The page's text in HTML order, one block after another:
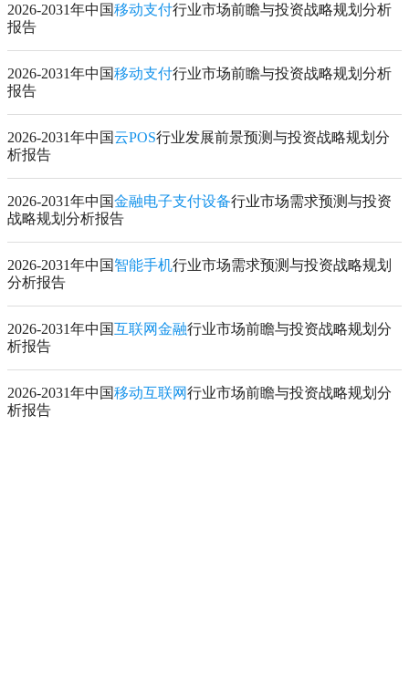
2026-2031年中国移动支付行业市场前瞻与投资战略规划分析
报告
2026-2031年中国移动支付行业市场前瞻与投资战略规划分析
报告
2026-2031年中国云POS行业发展前景预测与投资战略规划分
析报告
2026-2031年中国金融电子支付设备行业市场需求预测与投资
战略规划分析报告
2026-2031年中国 智能手机行业市场需求预测与投资战略规划
分析报告
2026-2031年中国互联网金融行业市场前瞻与投资战略规划分
析报告
2026-2031年中国移动互联网行业市场前瞻与投资战略规划分
析报告